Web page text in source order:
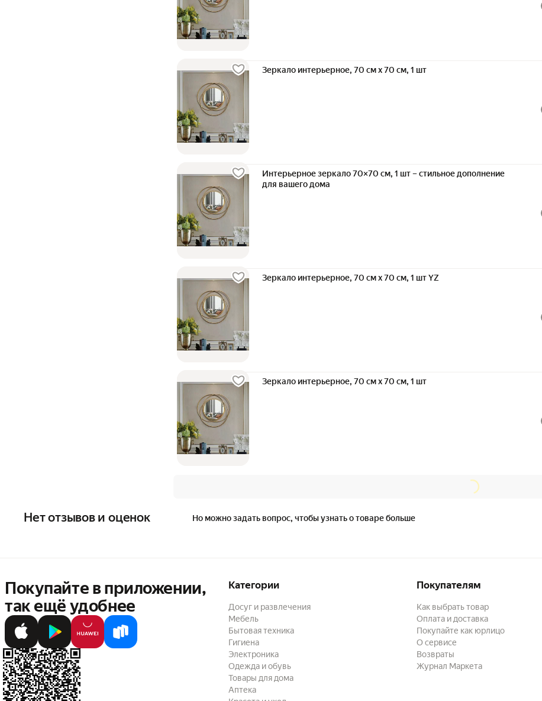
Зеркало интерьерное, 70 см х 70 см, 1 шт
Интерьерное зеркало 70×70 см, 1 шт – стильное дополнение
для вашего дома
Зеркало интерьерное, 70 см х 70 см, 1 шт YZ
Зеркало интерьерное, 70 см х 70 см, 1 шт
Нет отзывов и оценок Но можно задать вопрос, чтобы узнать о товаре больше
Покупайте в приложении,
так ещё удобнее
Категории
Досуг и развлечения
Мебель
Бытовая техника
Гигиена
Электроника
Одежда и обувь
Товары для дома
Аптека
Покупателям
Как выбрать товар
Оплата и доставка
Покупайте как юрлицо
О сервисе
Возвраты
Журнал Маркета